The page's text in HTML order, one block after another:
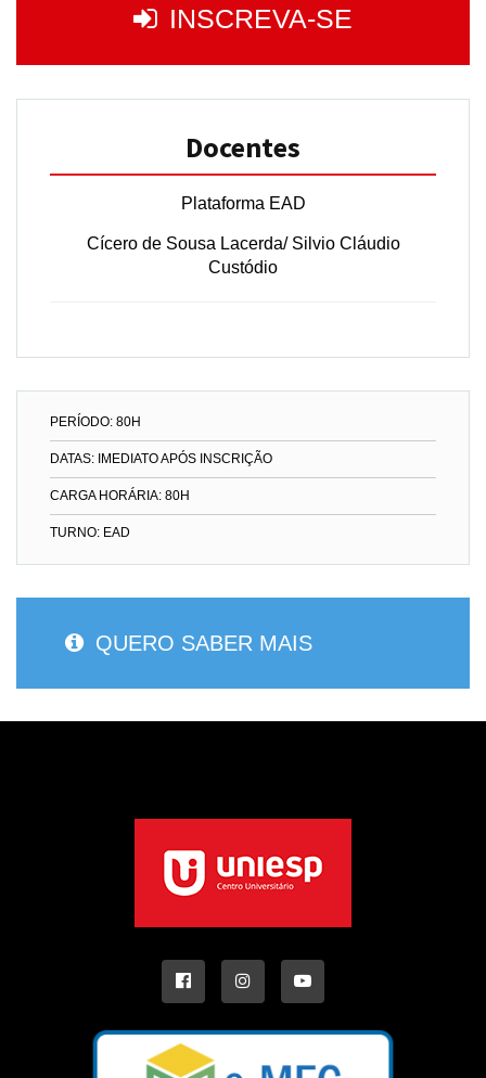
INSCREVA-SE
Docentes
Plataforma EAD
Cícero de Sousa Lacerda/ Silvio Cláudio
Custódio
PERÍODO: 80H
DATAS: IMEDIATO APÓS INSCRIÇÃO
CARGA HORÁRIA: 80H
TURNO: EAD
QUERO SABER MAIS